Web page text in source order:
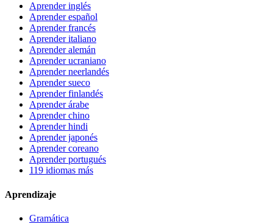
Aprender inglés
Aprender español
Aprender francés
Aprender italiano
Aprender alemán
Aprender ucraniano
Aprender neerlandés
Aprender sueco
Aprender finlandés
Aprender árabe
Aprender chino
Aprender hindi
Aprender japonés
Aprender coreano
Aprender portugués
119 idiomas más
Aprendizaje
Gramática